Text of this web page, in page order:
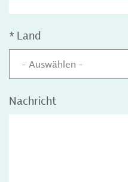
* Land
- Auswählen -
Nachricht